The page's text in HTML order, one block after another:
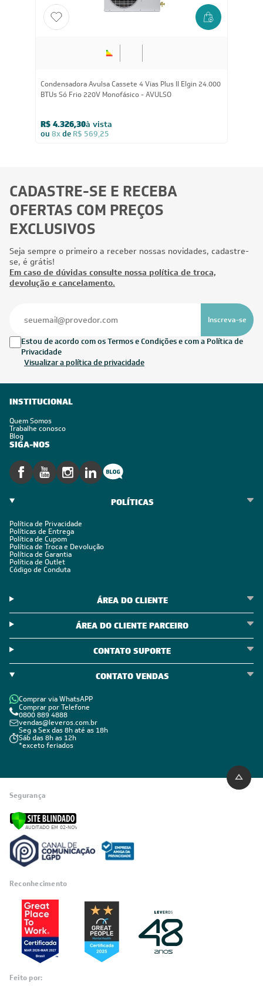
Condensadora Avulsa Cassete 4 Vias Plus II Elgin 24.000
BTUs Só Frio 220V Monofásico - AVULSO
R$ 4.326,30à vista
ou 8xde R$ 569,25
CADASTRE-SE E RECEBA
OFERTAS COM PREÇOS
EXCLUSIVOS
Seja sempre o primeiro a receber nossas novidades, cadastre-
se, é grátis!
Em caso de dúvidas consulte nossa política de troca,
devolução e cancelamento.
Inscreva-se
Estou de acordo com os Termos e Condições e com a Política de
Privacidade
Visualizar a política de privacidade
INSTITUCIONAL
Quem Somos
Trabalhe conosco
Blog
SIGA-NOS
POLÍTICAS
Política de Privacidade
Políticas de Entrega
Política de Cupom
Política de Troca e Devolução
Política de Garantia
Política de Outlet
Código de Conduta
ÁREA DO CLIENTE
ÁREA DO CLIENTE PARCEIRO
CONTATO SUPORTE
CONTATO VENDAS
Comprar via WhatsAPP
Comprar por Telefone
0800 889 4888
vendas@leveros.com.br
Seg a Sex das 8h até as 18h
Sáb das 8h as 12h
*exceto feriados
Segurança
Reconhecimento
Feito por: